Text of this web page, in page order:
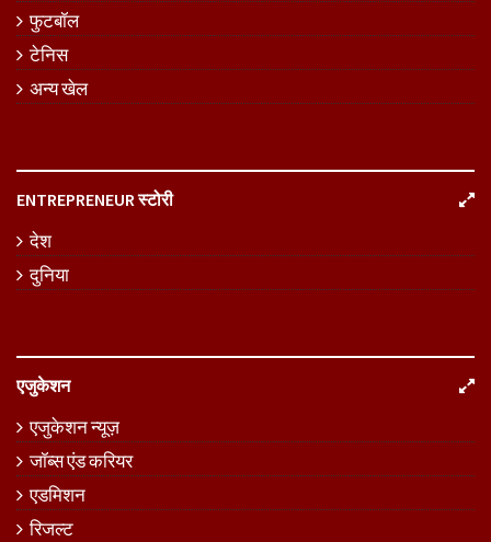
फुटबॉल
टेनिस
अन्य खेल
ENTREPRENEUR स्टोरी
देश
दुनिया
एजुकेशन
एजुकेशन न्यूज़
जॉब्स एंड करियर
एडमिशन
रिजल्ट